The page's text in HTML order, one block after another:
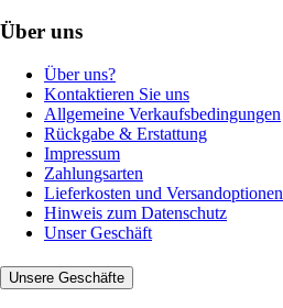
Über uns
Über uns?
Kontaktieren Sie uns
Allgemeine Verkaufsbedingungen
Rückgabe & Erstattung
Impressum
Zahlungsarten
Lieferkosten und Versandoptionen
Hinweis zum Datenschutz
Unser Geschäft
Unsere Geschäfte